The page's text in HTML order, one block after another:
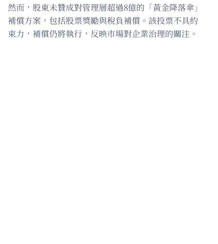
然而，股東未贊成對管理層超過8億的「黃金降落傘」
補償方案，包括股票獎勵與稅負補償。該投票不具約
束力，補償仍將執行，反映市場對企業治理的關注。